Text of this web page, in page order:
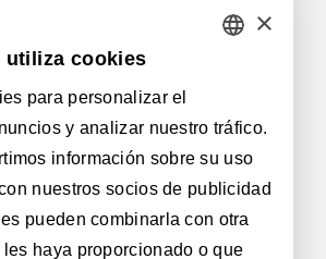
ENGLISH
GERMAN
×
utiliza cookies
para personalizar el
y analizar nuestro tráfico.
información sobre su uso
nuestros socios de publicidad
pueden combinarla con otra
haya proporcionado o que